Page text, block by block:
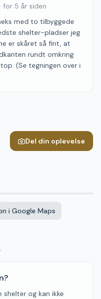
· for 5 år siden
med to tilbyggede
shelter-pladser jeg
er skåret så fint, at
rundt omkring
(Se tegningen over i
Del din oplevelse
i Google Maps
og kan ikke